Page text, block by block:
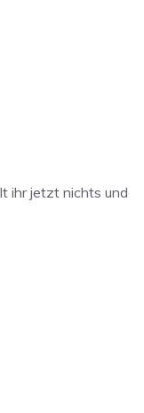
ihr jetzt nichts und